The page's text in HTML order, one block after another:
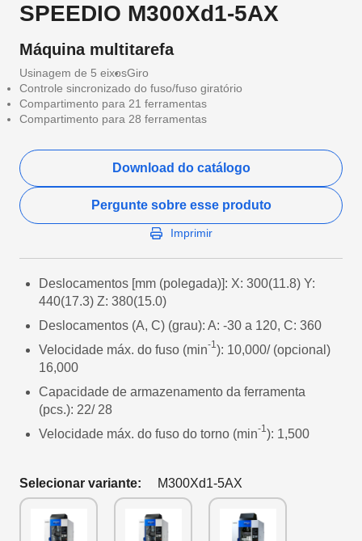
SPEEDIO M300Xd1-5AX
Máquina multitarefa
Usinagem de 5 eixosGiro
Controle sincronizado do fuso/fuso giratório
Compartimento para 21 ferramentas
Compartimento para 28 ferramentas
Download do catálogo
Pergunte sobre esse produto
Imprimir
Deslocamentos [mm (polegada)]: X: 300(11.8) Y:
440(17.3) Z: 380(15.0)
Deslocamentos (A, C) (grau): A: -30 a 120, C: 360
Velocidade máx. do fuso (min-1): 10,000/ (opcional)
16,000
Capacidade de armazenamento da ferramenta
(pcs.): 22/ 28
Velocidade máx. do fuso do torno (min-1): 1,500
Selecionar variante: M300Xd1-5AX